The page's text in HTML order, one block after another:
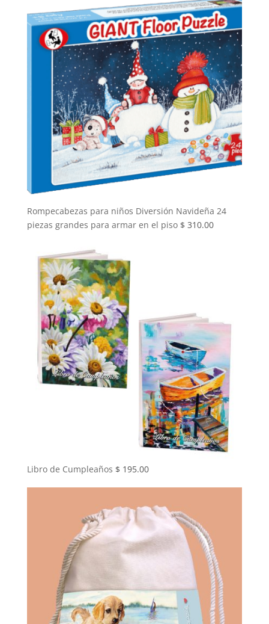
Rompecabezas para niños Diversión Navideña 24
piezas grandes para armar en el piso $ 310.00
Libro de Cumpleaños $ 195.00